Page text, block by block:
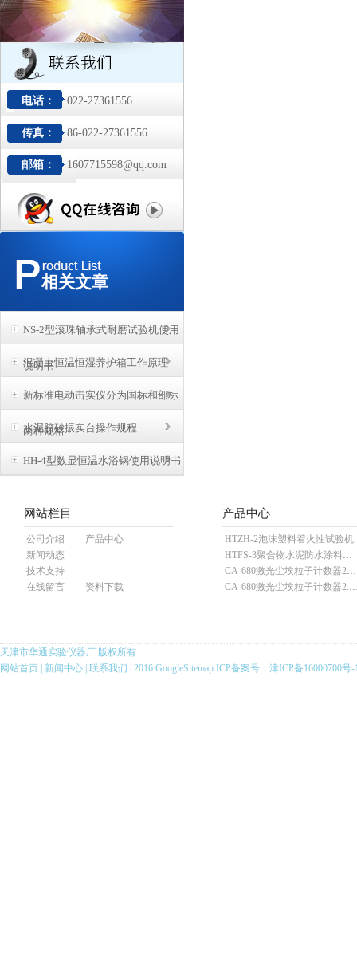
电话： 022-27361556
传真： 86-022-27361556
邮箱： 1607715598@qq.com
相关文章
NS-2型滚珠轴承式耐磨试验机使用
说明书
混凝土恒温恒湿养护箱工作原理
新标准电动击实仪分为国标和部标
两种规格
水泥胶砂振实台操作规程
HH-4型数显恒温水浴锅使用说明书
网站栏目
公司介绍
产品中心
新闻动态
技术支持
在线留言
资料下载
产品中心
HTZH-2泡沫塑料着火性试验机
HTFS-3聚合物水泥防水涂料分散机
CA-680激光尘埃粒子计数器28.3L
CA-680激光尘埃粒子
天津市华通实验仪器厂 版权所有
网站首页
新闻中心 联系我们 | 2016 GoogleSitemap ICP备案号： 津ICP备16000700号-